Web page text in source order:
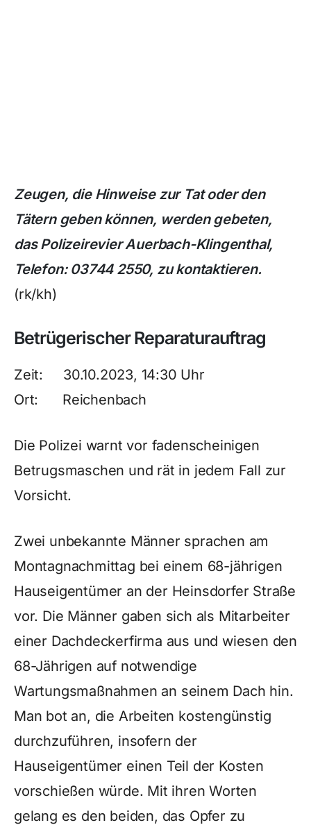
Zeugen, die Hinweise zur Tat oder den
Tätern geben können, werden gebeten,
das Polizeirevier Auerbach-Klingenthal,
Telefon: 03744 2550, zu kontaktieren.
(rk/kh)
Betrügerischer Reparaturauftrag
Zeit: 30.10.2023, 14:30 Uhr
Ort: Reichenbach
Die Polizei warnt vor fadenscheinigen
Betrugsmaschen und rät in jedem Fall zur
Vorsicht.
Zwei unbekannte Männer sprachen am
Montagnachmittag bei einem 68-jährigen
Hauseigentümer an der Heinsdorfer Straße
vor. Die Männer gaben sich als Mitarbeiter
einer Dachdeckerfirma aus und wiesen den
68-Jährigen auf notwendige
Wartungsmaßnahmen an seinem Dach hin.
Man bot an, die Arbeiten kostengünstig
durchzuführen, insofern der
Hauseigentümer einen Teil der Kosten
vorschießen würde. Mit ihren Worten
gelang es den beiden, das Opfer zu